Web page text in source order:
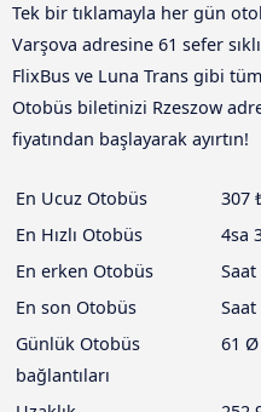
Tek bir tıklamayla her gün
Varşova adresine 61 sefer
FlixBus ve Luna Trans gibi tüm
Otobüs biletinizi Rzeszow
fiyatından başlayarak ayırtın!
En Ucuz Otobüs
307
En Hızlı Otobüs
4sa
En erken Otobüs
En son Otobüs
Günlük Otobüs
bağlantıları
61 Ø